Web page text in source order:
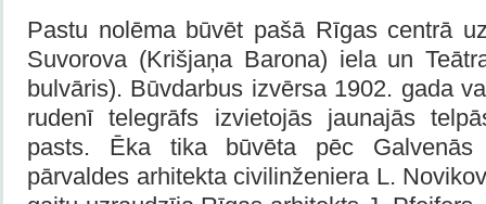
Pastu nolēma būvēt pašā Rīgas centrā
Suvorova (Krišjaņa Barona) iela un
bulvāris). Būvdarbus izvērsa 1902. gada
rudenī telegrāfs izvietojās jaunajās
pasts. Ēka tika būvēta pēc Galvenās
pārvaldes arhitekta civilinženiera L.